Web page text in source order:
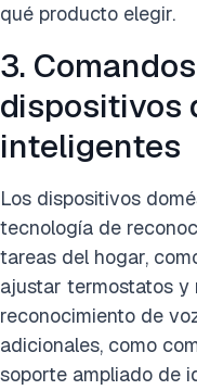
qué producto elegir.
3.
dispositivos
inteligentes
Los dispositivos
tecnología de
tareas del hogar,
ajustar termostatos y
reconocimiento de
adicionales, como
soporte ampliado de